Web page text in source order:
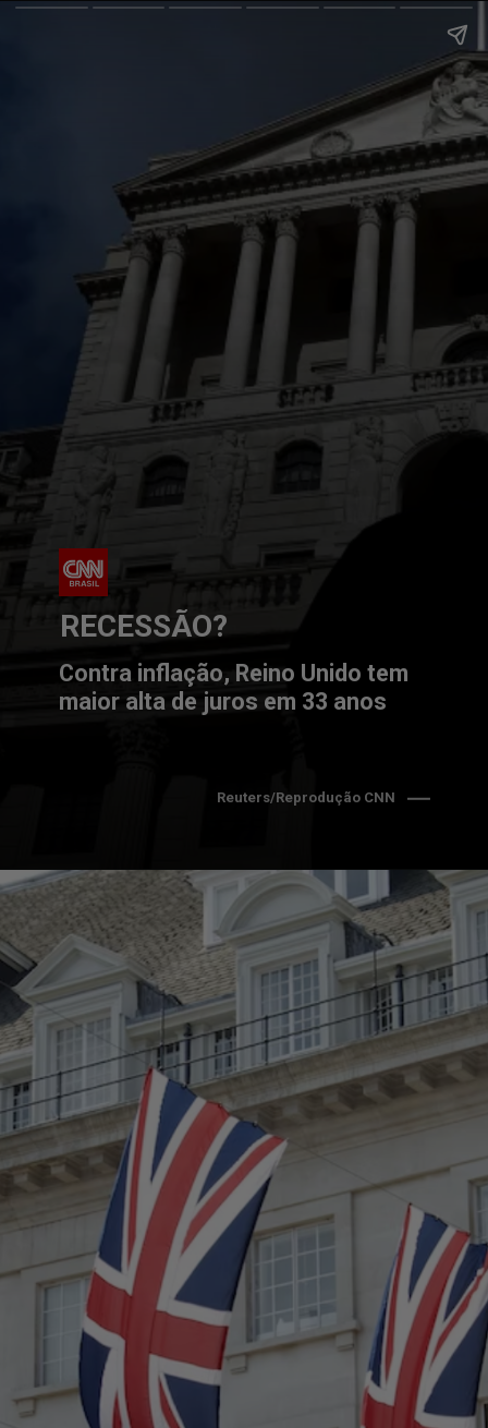
RECESSÃO?
Contra inflação, Reino Unido tem
maior alta de juros em 33 anos
Reuters/Reprodução CNN